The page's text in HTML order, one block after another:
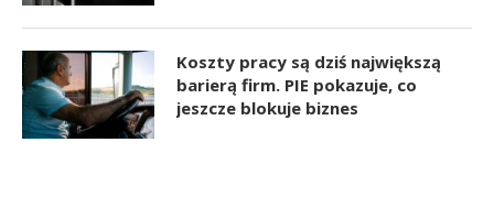
Koszty pracy są dziś największą
barierą firm. PIE pokazuje, co
jeszcze blokuje biznes